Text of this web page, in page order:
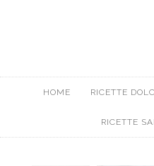
HOME RICETTE
RICETTE